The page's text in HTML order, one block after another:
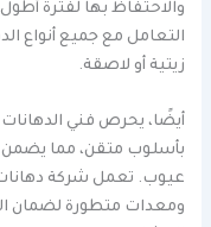
والاحتفاظ بها لفترة
التعامل مع جميع أنواع
زيتية أو لاصقة.
أيضًا، يحرص فني الدهانات
بأسلوب متقن، مما
عيوب. تعمل شركة
ومعدات متطورة لضمان